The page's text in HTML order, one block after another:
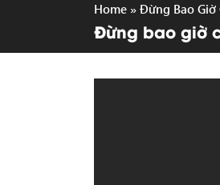
Home » Đừng Bao Giờ
Đừng bao giờ